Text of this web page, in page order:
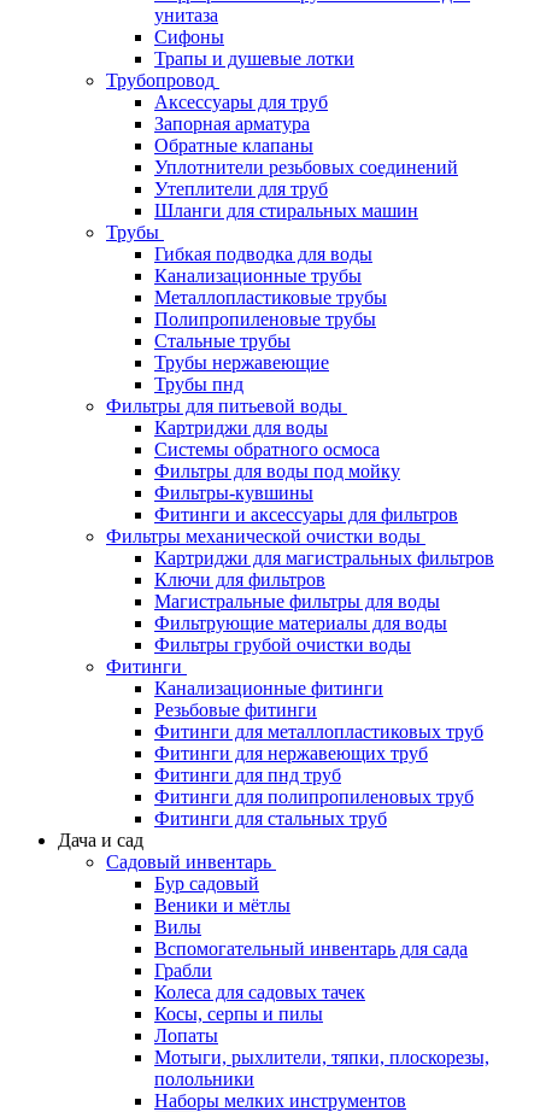
унитаза
Сифоны
Трапы и душевые лотки
Трубопровод
Аксессуары для труб
Запорная арматура
Обратные клапаны
Уплотнители резьбовых соединений
Утеплители для труб
Шланги для стиральных машин
Трубы
Гибкая подводка для воды
Канализационные трубы
Металлопластиковые трубы
Полипропиленовые трубы
Стальные трубы
Трубы нержавеющие
Трубы пнд
Фильтры для питьевой воды
Картриджи для воды
Системы обратного осмоса
Фильтры для воды под мойку
Фильтры-кувшины
Фитинги и аксессуары для фильтров
Фильтры механической очистки воды
Картриджи для магистральных фильтров
Ключи для фильтров
Магистральные фильтры для воды
Фильтрующие материалы для воды
Фильтры грубой очистки воды
Фитинги
Канализационные фитинги
Резьбовые фитинги
Фитинги для металлопластиковых труб
Фитинги для нержавеющих труб
Фитинги для пнд труб
Фитинги для полипропиленовых труб
Фитинги для стальных труб
Дача и сад
Садовый инвентарь
Бур садовый
Веники и мётлы
Вилы
Вспомогательный инвентарь для сада
Грабли
Колеса для садовых тачек
Косы, серпы и пилы
Лопаты
Мотыги, рыхлители, тяпки, плоскорезы,
полольники
Наборы мелких инструментов